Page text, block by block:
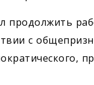
продолжить
с